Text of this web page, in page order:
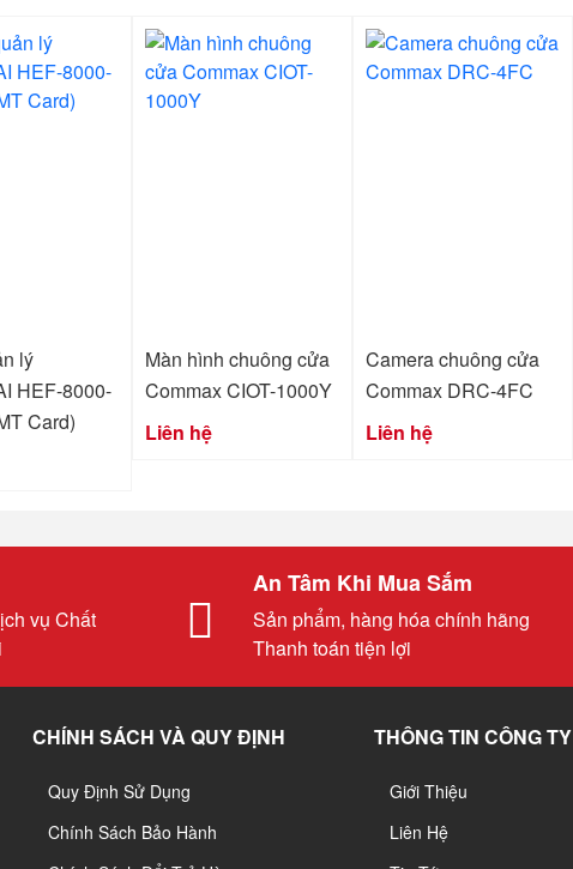
lý
HEF-8000-
Card)
Màn hình chuông cửa
Commax CIOT-1000Y
Liên hệ
Camera chuông cửa
Commax DRC-4FC
Liên hệ
vụ Chất
An Tâm Khi Mua Sắm
Sản phẩm, hàng hóa chính hãng
Thanh toán tiện lợi
CHÍNH SÁCH VÀ QUY ĐỊNH
Quy Định Sử Dụng
Chính Sách Bảo Hành
THÔNG TIN CÔNG TY
Giới Thiệu
Liên Hệ